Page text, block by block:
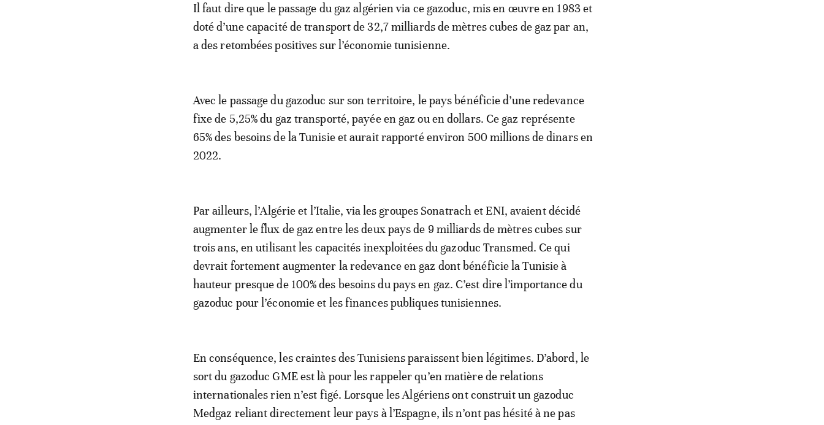
Il faut dire que le passage du gaz algérien via ce gazoduc, mis en œuvre en 1983 et
doté d’une capacité de transport de 32,7 milliards de mètres cubes de gaz par an,
a des retombées positives sur l’économie tunisienne.
Avec le passage du gazoduc sur son territoire, le pays bénéficie d’une redevance
fixe de 5,25% du gaz transporté, payée en gaz ou en dollars. Ce gaz représente
65% des besoins de la Tunisie et aurait rapporté environ 500 millions de dinars en
2022.
Par ailleurs, l’Algérie et l’Italie, via les groupes Sonatrach et ENI, avaient décidé
augmenter le flux de gaz entre les deux pays de 9 milliards de mètres cubes sur
trois ans, en utilisant les capacités inexploitées du gazoduc Transmed. Ce qui
devrait fortement augmenter la redevance en gaz dont bénéficie la Tunisie à
hauteur presque de 100% des besoins du pays en gaz. C’est dire l’importance du
gazoduc pour l’économie et les finances publiques tunisiennes.
En conséquence, les craintes des Tunisiens paraissent bien légitimes. D’abord, le
sort du gazoduc GME est là pour les rappeler qu’en matière de relations
internationales rien n’est figé. Lorsque les Algériens ont construit un gazoduc
Medgaz reliant directement leur pays à l’Espagne, ils n’ont pas hésité à ne pas